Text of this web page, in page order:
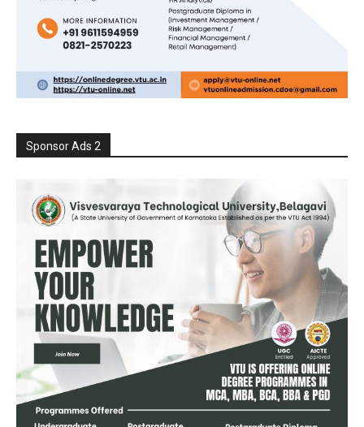
Sponsor Ads 2